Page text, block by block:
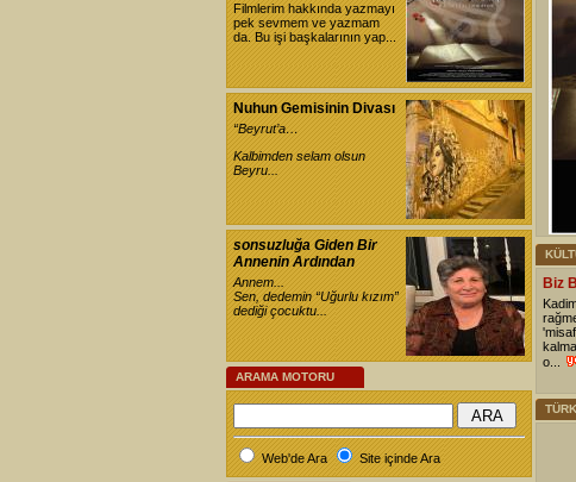
Filmlerim hakkında yazmayı
pek sevmem ve yazmam
da. Bu işi başkalarının yap...
Nuhun Gemisinin Divası
“Beyrut’a…
Kalbimden selam olsun
Beyru...
sonsuzluğa Giden Bir
Annenin Ardından
Annem...
Sen, dedemin “Uğurlu kızım”
dediği çocuktu...
ARAMA MOTORU
Web'de Ara Site içinde Ara
Biz
o...